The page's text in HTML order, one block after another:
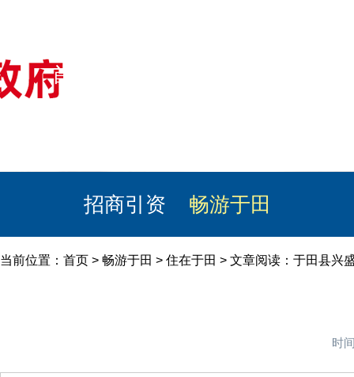
首页
招商引资 畅游于田
当前位置： 首页 > 畅游于田 > 住在于田 > 文章阅读：于田县兴
时